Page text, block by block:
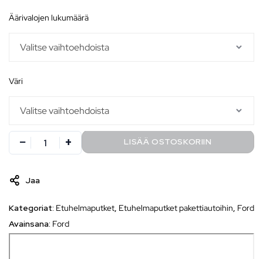
äärivalojen lukumäärä
väri
LISÄÄ OSTOSKORIIN
Jaa
Kategoriat: Etuhelmaputket, Etuhelmaputket pakettiautoihin, Ford
Avainsana: Ford